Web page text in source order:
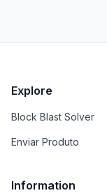
Explore
Block Blast Solver
Enviar Produto
Information